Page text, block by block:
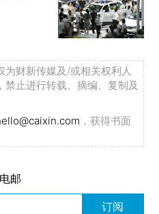
为财新传媒及/或相关权利人
止进行转载、摘编、复制及
，获得书面
邮
订阅